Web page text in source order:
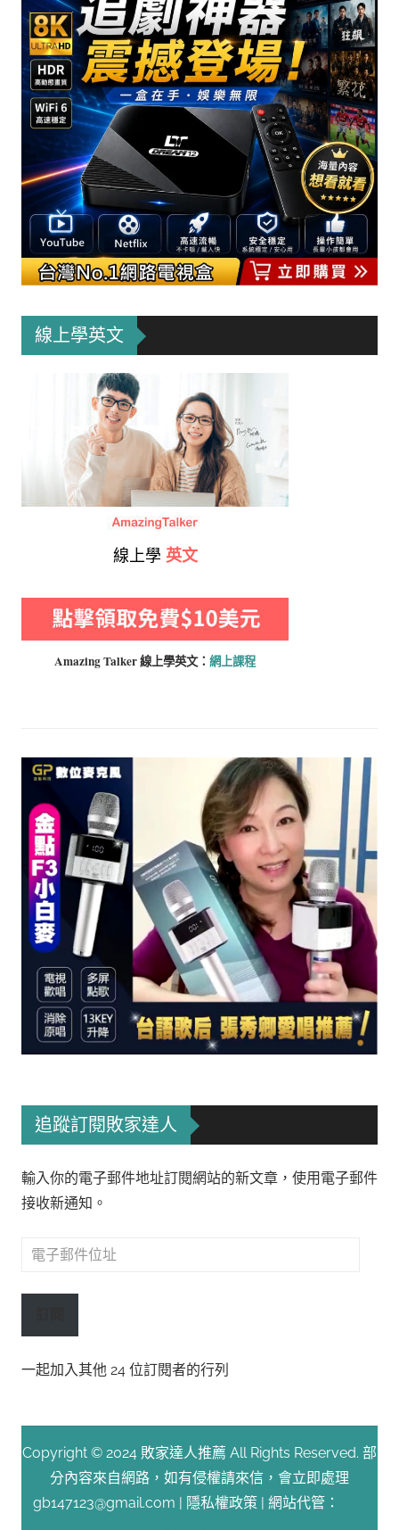
線上學英文
線上學 英文
Amazing Talker 線上學英文： 網上課程
追蹤訂閱敗家達人
輸入你的電子郵件地址訂閱網站的新文章，使用電子郵件
接收新通知。
電
郵
址
一起加入其他 24 位訂閱者的行列
Copyright © 2024 敗家達人推薦 All Rights Reserved. 部
分內容來自網路，如有侵權請來信，會立即處理
gb147123@gmail.com | 隱私權政策 | 網站代管：